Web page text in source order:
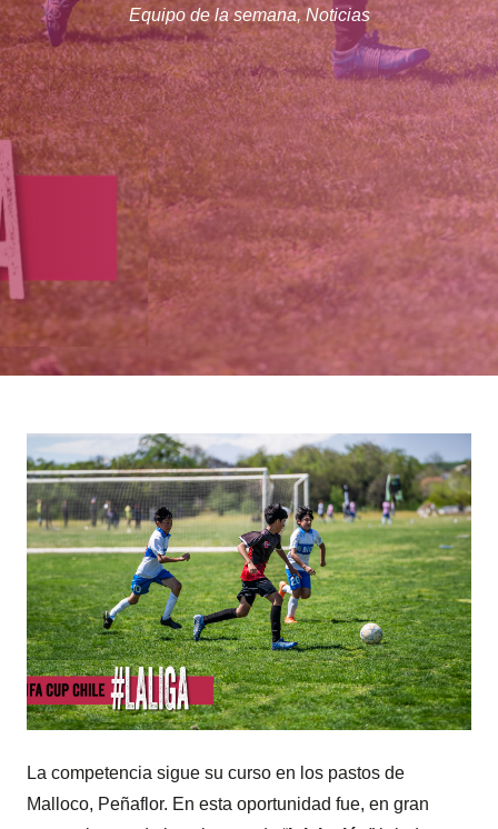
Equipo de la semana,Noticias
La competencia sigue su curso en los pastos de
Malloco, Peñaflor. En esta oportunidad fue, en gran